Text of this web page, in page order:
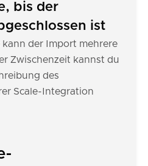
bis der
ist
der Import mehrere
Zwischenzeit kannst du
des
Scale-Integration